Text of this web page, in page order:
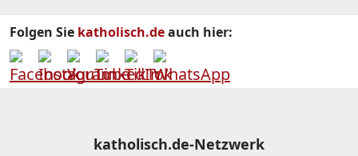
Folgen Sie katholisch.deauch hier:
katholisch.de-Netzwerk